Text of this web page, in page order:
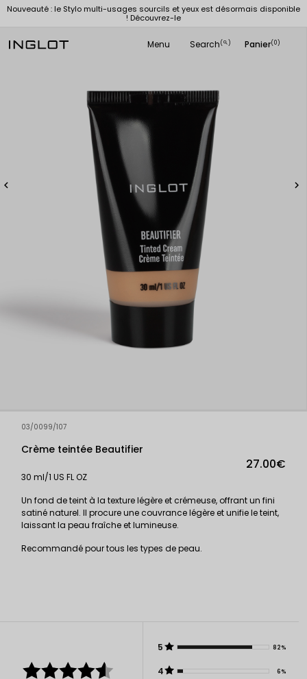
Nouveauté : le Stylo multi-usages sourcils et yeux est désormais disponible
! Découvrez-le
Menu Search(
search ) Panier(0)
 
03/0099/107
Crème teintée Beautifier
27.00€
30 ml/1 US FL OZ
Un fond de teint à la texture légère et crémeuse, offrant un fini
satiné naturel. Il procure une couvrance légère et unifie le teint,
laissant la peau fraîche et lumineuse.
Recommandé pour tous les types de peau.
5 82%
4 6%